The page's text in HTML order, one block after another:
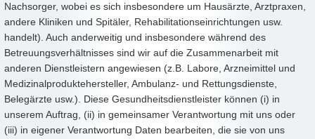
Nachsorger, wobei es sich insbesondere um Hausärzte, Arztpraxen,
andere Kliniken und Spitäler, Rehabilitationseinrichtungen usw.
handelt). Auch anderweitig und insbesondere während des
Betreuungsverhältnisses sind wir auf die Zusammenarbeit mit
anderen Dienstleistern angewiesen (z.B. Labore, Arzneimittel und
Medizinalproduktehersteller, Ambulanz- und Rettungsdienste,
Belegärzte usw.). Diese Gesundheitsdienstleister können (i) in
unserem Auftrag, (ii) in gemeinsamer Verantwortung mit uns oder
(iii) in eigener Verantwortung Daten bearbeiten, die sie von uns